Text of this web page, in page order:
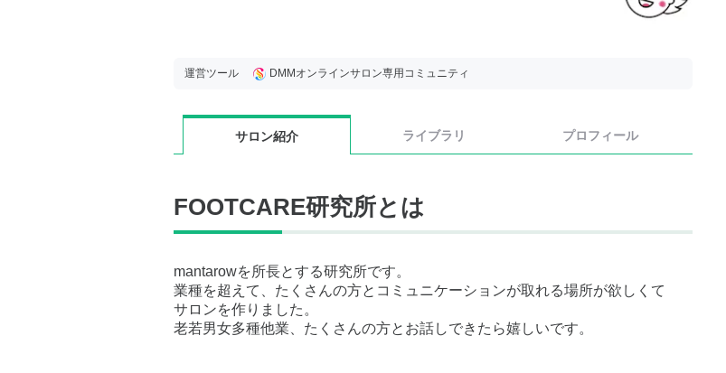
運営ツール DMMオンラインサロン専用コミュニティ
サロン紹介 ライブラリ プロフィール
FOOTCARE研究所とは
mantarowを所長とする研究所です。
業種を超えて、たくさんの方とコミュニケーションが取れる場所が欲しくて
サロンを作りました。
老若男女多種他業、たくさんの方とお話しできたら嬉しいです。